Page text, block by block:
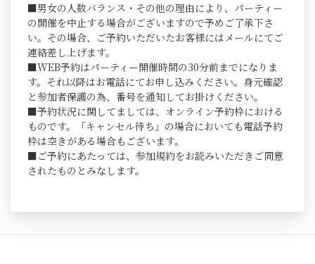
■男女の人数バランス・その他の理由により、パーティー
の開催を中止する場合がございますので予めご了承下さ
い。その場合、ご予約いただいたお客様にはメールにてご
連絡差し上げます。
■WEB予約はパーティー開催時間の30分前までになりま
す。それ以降はお電話にてお申し込みください。身元確認
と参加者保護の為、番号を通知してお掛けください。
■予約状況に関してましては、オンライン予約枠における
ものです。「キャンセル待ち」の場合においても電話予約
枠は空きがある場合もございます。
■ご予約にあたっては、参加規約をお読みいただきご同意
されたものとみなします。